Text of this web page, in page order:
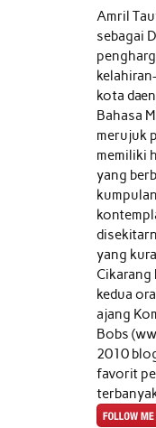
Amril
sebagai
kota
Bahasa
merujuk
memiliki
yang
yang
Cikarang
kedua
ajang
Bobs
2010
favorit